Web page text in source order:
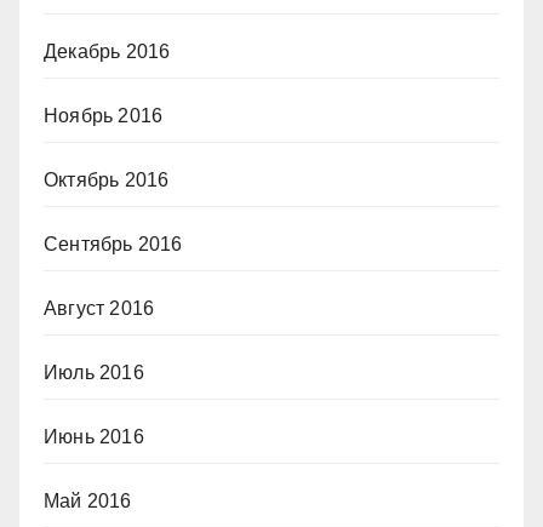
Декабрь 2016
Ноябрь 2016
Октябрь 2016
Сентябрь 2016
Август 2016
Июль 2016
Июнь 2016
Май 2016